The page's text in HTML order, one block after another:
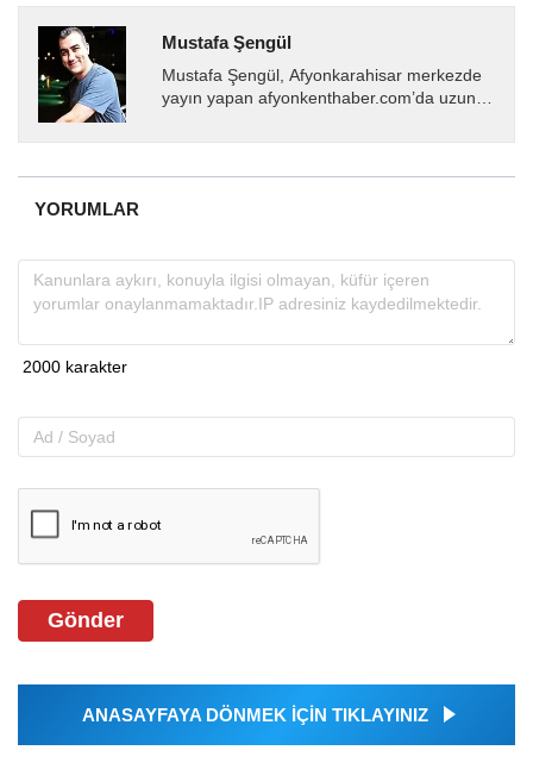
Mustafa Şengül
Mustafa Şengül, Afyonkarahisar merkezde
yayın yapan afyonkenthaber.com’da uzun
almakta, haber akışı...
YORUMLAR
Gönder
ANASAYFAYA DÖNMEK İÇİN TIKLAYINIZ